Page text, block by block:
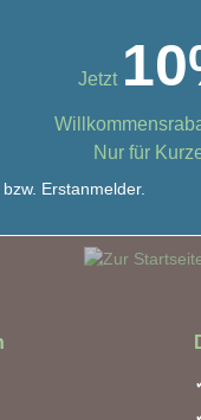
Jetzt
Nur für
Erstanmelder.